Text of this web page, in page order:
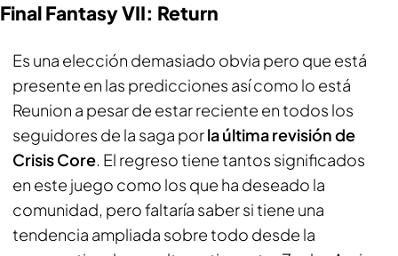
Final Fantasy VII: Return
Es una elección demasiado obvia pero que está
presente en las predicciones así como lo está
Reunion a pesar de estar reciente en todos los
seguidores de la saga porla última revisión de
Crisis Core. El regreso tiene tantos significados
en este juego como los que ha deseado la
comunidad, pero faltaría saber si tiene una
tendencia ampliada sobre todo desde la